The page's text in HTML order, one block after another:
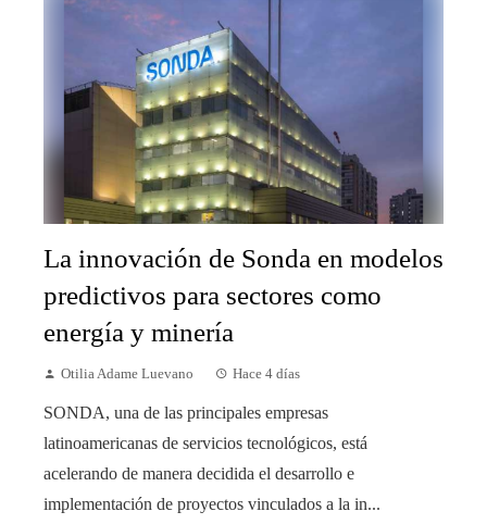
La innovación de Sonda en modelos
predictivos para sectores como
energía y minería
Otilia Adame Luevano Hace 4 días
SONDA, una de las principales empresas
latinoamericanas de servicios tecnológicos, está
acelerando de manera decidida el desarrollo e
implementación de proyectos vinculados a la in...